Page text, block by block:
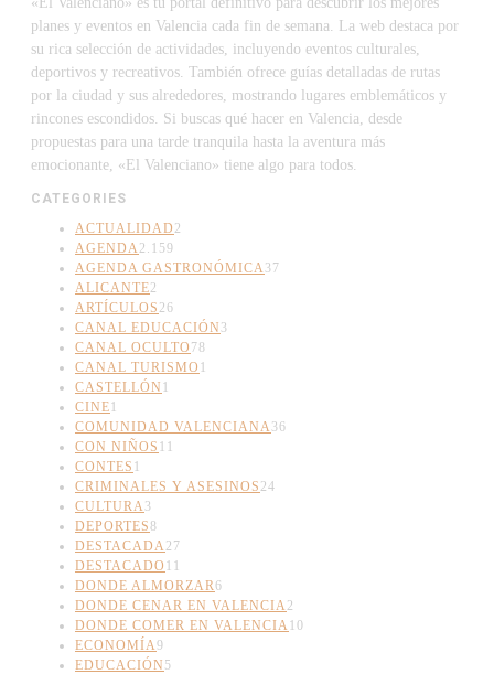
planes y eventos en Valencia cada fin de semana. La web destaca por
su rica selección de actividades, incluyendo eventos culturales,
deportivos y recreativos. También ofrece guías detalladas de rutas
por la ciudad y sus alrededores, mostrando lugares emblemáticos y
rincones escondidos. Si buscas qué hacer en Valencia, desde
propuestas para una tarde tranquila hasta la aventura más
emocionante, «El Valenciano» tiene algo para todos.
CATEGORIES
ACTUALIDAD 2
AGENDA2.159
AGENDA GASTRONÓMICA37
ALICANTE2
ARTÍCULOS 26
CANAL EDUCACIÓN 3
CANAL OCULTO 78
CANAL TURISMO 1
CASTELLÓN 1
CINE1
COMUNIDAD VALENCIANA36
CON NIÑOS 11
CONTES 1
CRIMINALES Y ASESINOS 24
CULTURA3
DEPORTES8
DESTACADA27
DESTACADO 11
DONDE ALMORZAR6
DONDE CENAR EN VALENCIA2
DONDE COMER EN VALENCIA10
ECONOMÍA9
EDUCACIÓN 5